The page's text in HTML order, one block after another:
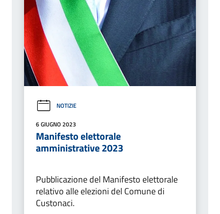
NOTIZIE
6 GIUGNO 2023
Manifesto elettorale
amministrative 2023
Pubblicazione del Manifesto elettorale
relativo alle elezioni del Comune di
Custonaci.